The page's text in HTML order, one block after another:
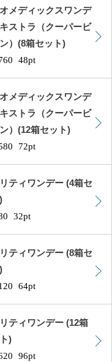
メディックスワンデ
ストラ（クーパービ
）(8箱セット)
48pt
メディックスワンデ
ストラ（クーパービ
）(12箱セット)
72pt
ティワンデー (4箱セ
32pt
ティワンデー (8箱セ
64pt
ティワンデー (12箱
)
96pt